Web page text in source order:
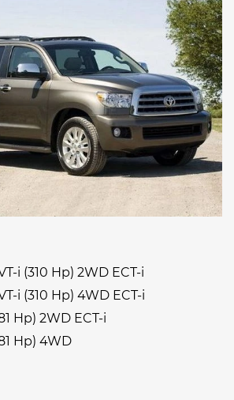
i (310 Hp) 2WD ECT-i
i (310 Hp) 4WD ECT-i
Hp) 2WD ECT-i
Hp) 4WD